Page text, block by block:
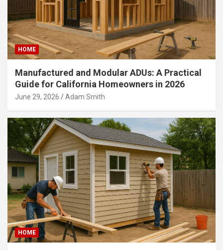
HOME
Manufactured and Modular ADUs: A Practical
Guide for California Homeowners in 2026
June 29, 2026 Adam Smith
HOME